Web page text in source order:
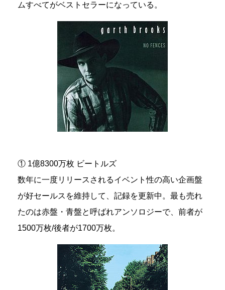
ムすべてがベストセラーになっている。
① 1億8300万枚 ビートルズ
数年に一度リリースされるイベント性の高い企画盤
が好セールスを維持して、記録を更新中。最も売れ
たのは赤盤・青盤と呼ばれアンソロジーで、前者が
1500万枚/後者が1700万枚。